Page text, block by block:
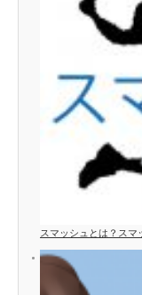
スマッシュとは？スマ